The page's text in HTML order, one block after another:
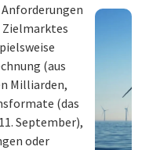
Zielmarktes
(aus
Milliarden,
(das
September),
oder